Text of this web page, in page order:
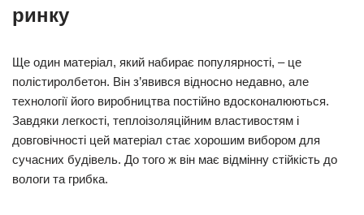
ринку
Ще один матеріал, який набирає популярності, – це
полістиролбетон. Він з’явився відносно недавно, але
технології його виробництва постійно вдосконалюються.
Завдяки легкості, теплоізоляційним властивостям і
довговічності цей матеріал стає хорошим вибором для
сучасних будівель. До того ж він має відмінну стійкість до
вологи та грибка.